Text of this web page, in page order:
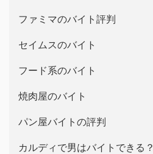
ファミマのバイト評判
セイムスのバイト
フード系のバイト
焼肉屋のバイト
パン屋バイトの評判
カルディで男はバイトできる？